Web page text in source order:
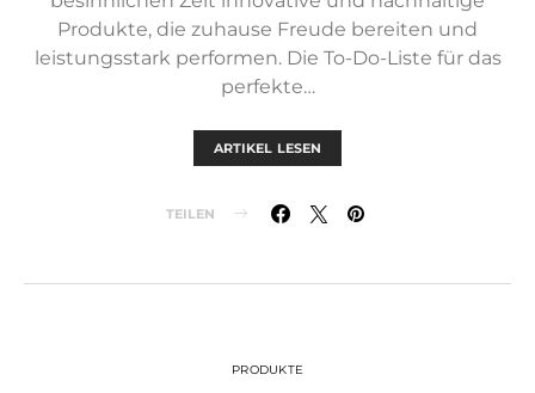
Produkte, die zuhause Freude bereiten und
leistungsstark performen. Die To-Do-Liste für das
perfekte…
ARTIKEL LESEN
TEILEN
PRODUKTE